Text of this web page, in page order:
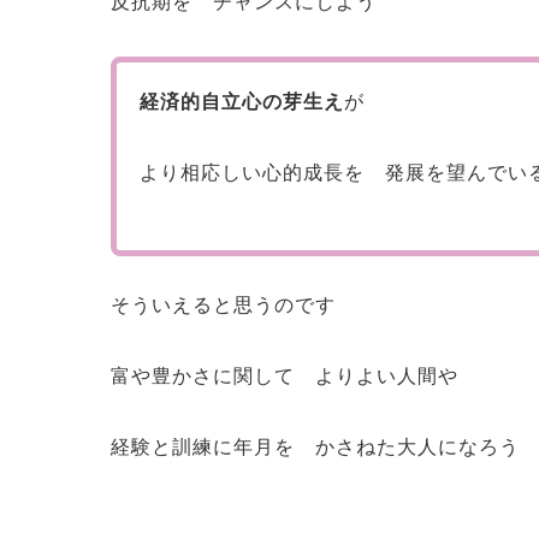
経済的自立心の芽生え が
より相応しい心的成長を 発展を望んでい
そういえると思うのです
富や豊かさに関して よりよい人間や
経験と訓練に年月を かさねた大人になろう